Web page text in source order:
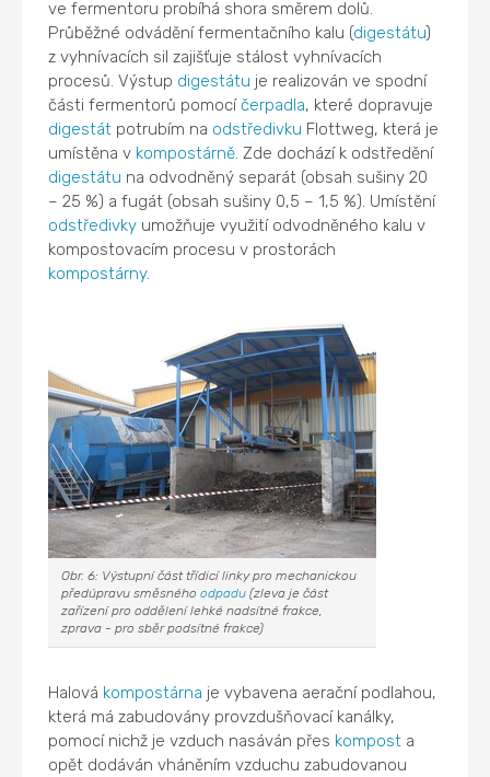
ve fermentoru probíhá shora směrem dolů.
Průběžné odvádění fermentačního kalu (digestátu)
z vyhnívacích sil zajišťuje stálost vyhnívacích
procesů. Výstup digestátu je realizován ve spodní
části fermentorů pomocíčerpadla, které dopravuje
digestát potrubím na odstředivku Flottweg, která je
umístěna v kompostárně. Zde dochází k odstředění
digestátu na odvodněný separát (obsah sušiny 20
– 25 %) a fugát (obsah sušiny 0,5 – 1,5 %). Umístění
odstředivky umožňuje využití odvodněného kalu v
kompostovacím procesu v prostorách
kompostárny.
Obr. 6: Výstupní část třídicí linky pro mechanickou
předúpravu směsnéhoodpadu (zleva je část
zařízení pro oddělení lehké nadsítné frakce,
zprava - pro sběr podsítné frakce)
Halová kompostárna je vybavena aerační podlahou,
která má zabudovány provzdušňovací kanálky,
pomocí nichž je vzduch nasáván přes kompost a
opět dodáván vháněním vzduchu zabudovanou